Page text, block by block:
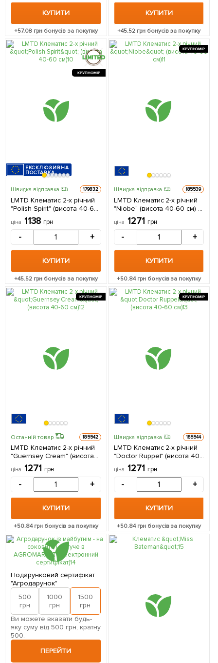
КУПИТИ
+57.08 грн бонусів за покупку
КУПИТИ
+45.52грн бонусів за покупку
КРУПНОМІР
ЕКСКЛЮЗИВНА
ПОСТАВКА
Швидка відправка 179832
LMTD Клематис 2-х річний
"Polish Spirit" (висота 40-60
саджанець в упаковці
ціна 1138 грн
- +
КУПИТИ
+45.52грн бонусів за покупку
КРУПНОМІР
Швидка відправка 185539
LMTD Клематис 2-х річний
"Niobe" (висота 40-60 см) 1
саджанець в упаковці
Нідерланди
ціна 1271 грн
- +
КУПИТИ
+50.84грн бонусів за покупку
КРУПНОМІР
Останній товар 185542
LMTD Клематис 2-х річний
"Guernsey Cream" (висота
40-60 см) 1 саджанець в
упаковці Нідерланди
ціна 1271 грн
- +
КУПИТИ
+50.84грн бонусів за покупку
КРУПНОМІР
Швидка відправка 185544
LMTD Клематис 2-х річний
"Doctor Ruppel" (висота 40-
60 см) 1 саджанець в
упаковці Нідерланди
ціна 1271 грн
- +
КУПИТИ
+50.84грн бонусів за покупку
Подарунковий сертифікат
"Агродарунок"
500
грн
1000
грн
1500
грн
Ви можете вказати будь-
яку суму від 500 грн, кратну
500.
ПЕРЕЙТИ